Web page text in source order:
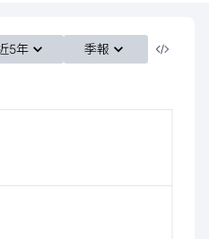
5年 季報